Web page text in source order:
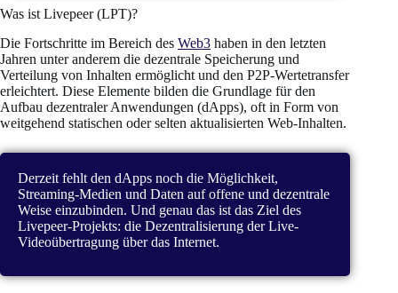
Was ist Livepeer (LPT)?
Die Fortschritte im Bereich des Web3 haben in den letzten
Jahren unter anderem die dezentrale Speicherung und
Verteilung von Inhalten ermöglicht und den P2P-Wertetransfer
erleichtert. Diese Elemente bilden die Grundlage für den
Aufbau dezentraler Anwendungen (dApps), oft in Form von
weitgehend statischen oder selten aktualisierten Web-Inhalten.
Derzeit fehlt den dApps noch die Möglichkeit,
Streaming-Medien und Daten auf offene und dezentrale
Weise einzubinden. Und genau das ist das Ziel des
Livepeer-Projekts: die Dezentralisierung der Live-
Videoübertragung über das Internet.